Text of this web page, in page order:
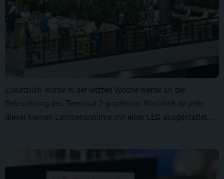
Zusätzlich wurde in der letzten Woche weiter an der
Beleuchtung des Terminal 2 gearbeitet. Natürlich ist jede
dieser kleinen Lampenschirme mit einer LED ausgestattet,…